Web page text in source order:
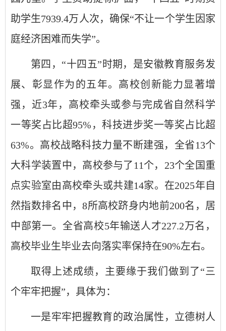
助学生7939.4万人次，确保“不让一个学生因家
庭经济困难而失学”。
第四，“十四五”时期，是安徽教育服务发
展、彰显作为的五年。高校创新能力显著增
强，近3年，高校牵头或参与完成省自然科学
一等奖占比超95%，科技进步奖一等奖占比超
63%。高校战略科技力量不断建强，全省13个
大科学装置中，高校参与了11个，23个全国重
点实验室由高校牵头或共建14家。在2025年自
然指数排名中，8所高校跻身内地前200名，居
中部第一。全省高校5年输送人才227.2万名，
高校毕业生毕业去向落实率保持在90%左右。
取得上述成绩，主要缘于我们做到了“三
个牢牢把握”，具体为：
一是牢牢把握教育的政治属性，立德树人